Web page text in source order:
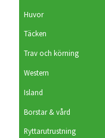
Huvor
Täcken
Trav och körning
Western
Island
Borstar & vård
Ryttarutrustning